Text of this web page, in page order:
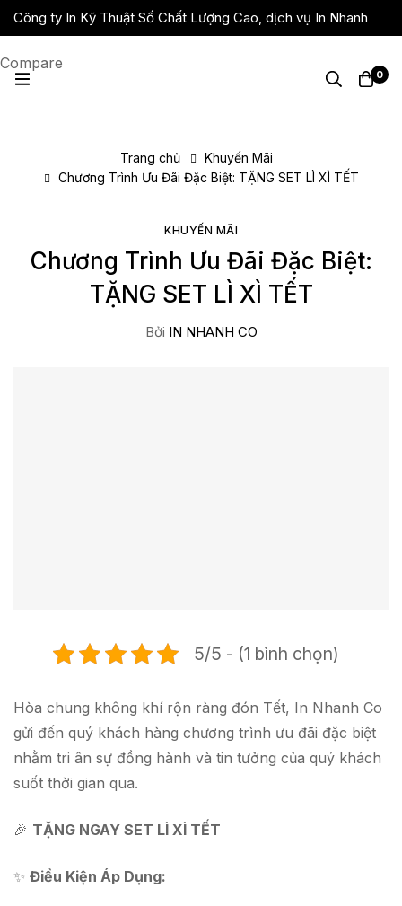
Công ty In Kỹ Thuật Số Chất Lượng Cao, dịch vụ In Nhanh
Giá Rẻ, Lấy Liền
0
Trang chủ
Khuyến Mãi
Chương Trình Ưu Đãi Đặc Biệt: TẶNG SET LÌ XÌ TẾT
KHUYẾN MÃI
Chương Trình Ưu Đãi Đặc Biệt:
TẶNG SET LÌ XÌ TẾT
Bởi IN NHANH CO
5/5 - (1 bình chọn)
Hòa chung không khí rộn ràng đón Tết, In Nhanh Co
gửi đến quý khách hàng chương trình ưu đãi đặc biệt
nhằm tri ân sự đồng hành và tin tưởng của quý khách
suốt thời gian qua.
🎉 TẶNG NGAY SET LÌ XÌ TẾT
✨ Điều Kiện Áp Dụng:
Compare